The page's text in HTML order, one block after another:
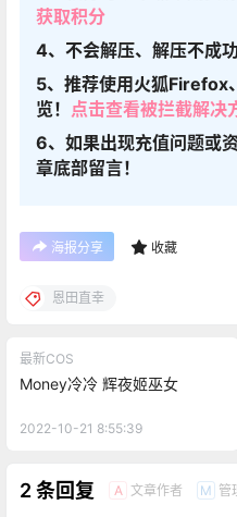
获取积分
4、不会解压、解压不成功
5、推荐使用火狐Firefox
览！ 点击查看被拦截解决
6、如果出现充值问题或
章底部留言！
海报分享 收藏
恩田直幸
最新COS
Money冷冷 辉夜姬巫女
2022-10-21 8:55:39
2 条回复 A 文章作者 M 管